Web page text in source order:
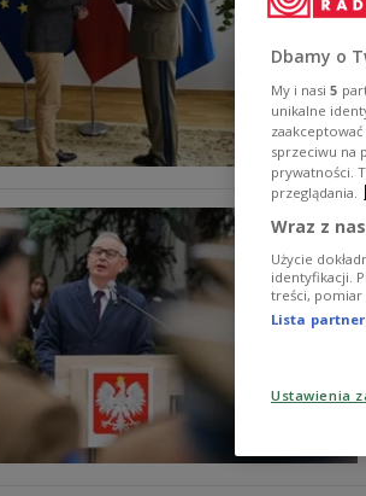
Dbamy o
My i nasi 5
unikalne
sprzeciwu na
prywatności.
przeglądania.
Wraz z
Użycie
identyfikacji.
treści, pomiar
Lista
Ustawienia